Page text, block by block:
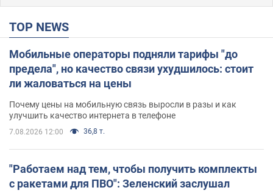
TOP NEWS
Мобильные операторы подняли тарифы "до
предела", но качество связи ухудшилось: стоит
ли жаловаться на цены
Почему цены на мобильную связь выросли в разы и как
улучшить качество интернета в телефоне
7.08.2026 12:00 36,8 т.
"Работаем над тем, чтобы получить комплекты
с ракетами для ПВО": Зеленский заслушал